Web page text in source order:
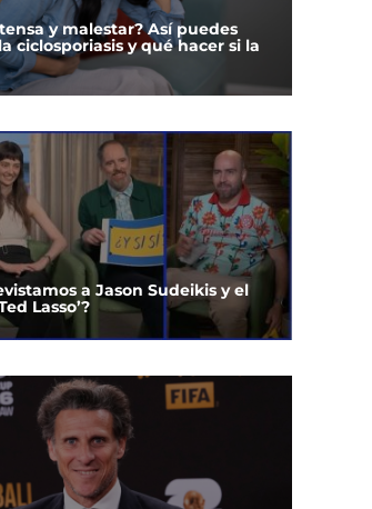
y malestar? Así puedes
ciclosporiasis y qué hacer si la
a Jason Sudeikis y el
Lasso’?